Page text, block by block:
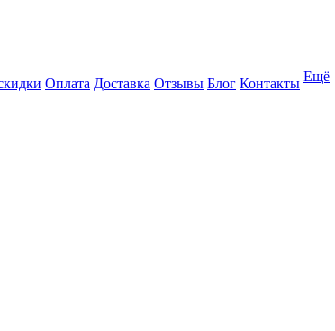
Оплата Доставка Отзывы Блог Контакты Ещё